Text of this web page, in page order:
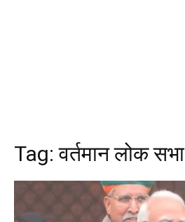
Tag:वर्तमान लोक सभा